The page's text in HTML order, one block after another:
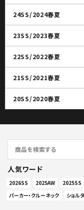
24SS/2024春夏
23SS/2023春夏
22SS/2022春夏
21SS/2021春夏
20SS/2020春夏
人気ワード
2026SS 2025AW 2025SS
パーカー・クルーネック
ショル